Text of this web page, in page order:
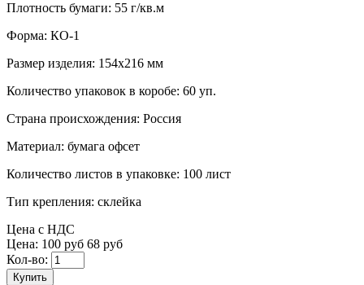
Плотность бумаги: 55 г/кв.м
Форма: КО-1
Размер изделия: 154x216 мм
Количество упаковок в коробе: 60 уп.
Страна происхождения: Россия
Материал: бумага офсет
Количество листов в упаковке: 100 лист
Тип крепления: склейка
Цена с НДС
Цена: 100 руб 68 руб
Кол-во:
Купить